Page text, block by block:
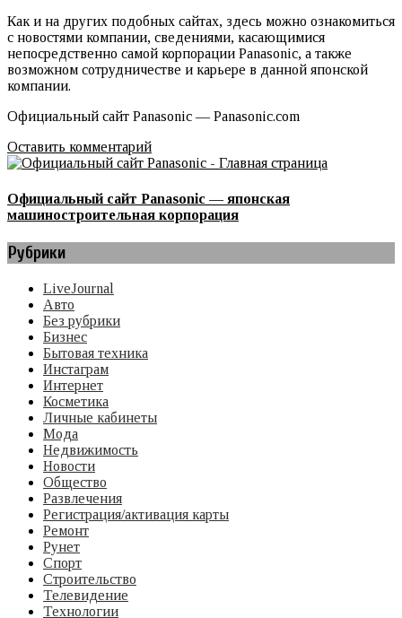
Как и на других подобных сайтах, здесь можно ознакомиться
с новостями компании, сведениями, касающимися
непосредственно самой корпорации Panasonic, а также
возможном сотрудничестве и карьере в данной японской
компании.
Официальный сайт Panasonic — Panasonic.com
Оставить комментарий
Официальный сайт Panasonic — японская
машиностроительная корпорация
Рубрики
LiveJournal
Авто
Без рубрики
Бизнес
Бытовая техника
Инстаграм
Интернет
Косметика
Личные кабинеты
Мода
Недвижимость
Новости
Общество
Развлечения
Регистрация/активация карты
Ремонт
Рунет
Спорт
Строительство
Телевидение
Технологии